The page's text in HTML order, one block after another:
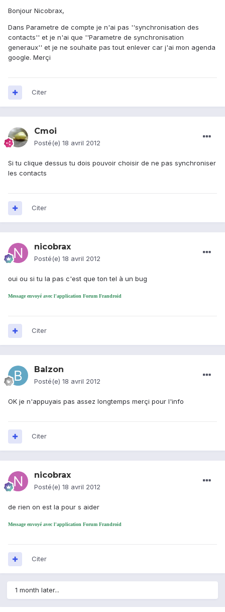
Bonjour Nicobrax,
Dans Parametre de compte je n'ai pas ''synchronisation des
contacts'' et je n'ai que ''Parametre de synchronisation
generaux'' et je ne souhaite pas tout enlever car j'ai mon agenda
google. Merçi
Citer
Cmoi
Posté(e) 18 avril 2012
Si tu clique dessus tu dois pouvoir choisir de ne pas synchroniser
les contacts
Citer
nicobrax
Posté(e) 18 avril 2012
oui ou si tu la pas c'est que ton tel à un bug
Message envoyé avec l'application Forum Frandroid
Citer
Balzon
Posté(e) 18 avril 2012
OK je n'appuyais pas assez longtemps merçi pour l'info
Citer
nicobrax
Posté(e) 18 avril 2012
de rien on est la pour s aider
Message envoyé avec l'application Forum Frandroid
Citer
1 month later...